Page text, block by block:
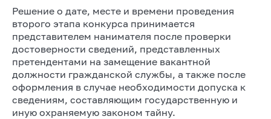
Решение о дате, месте и времени проведения
второго этапа конкурса принимается
представителем нанимателя после проверки
достоверности сведений, представленных
претендентами на замещение вакантной
должности гражданской службы, а также после
оформления в случае необходимости допуска к
сведениям, составляющим государственную и
иную охраняемую законом тайну.